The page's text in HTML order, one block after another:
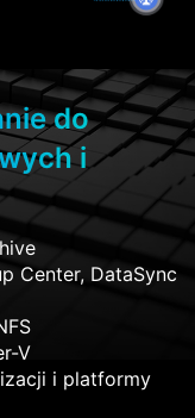
do
i
Center, DataSync
V
i platformy